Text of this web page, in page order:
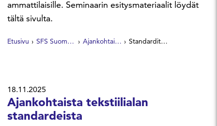
ammattilaisille. Seminaarin esitysmateriaalit löydät
tältä sivulta.
Etusivu SFS Suomen Standardit Ajankohtaista Standardit riskienhallinnan ja turvallisuusjohtamisen tukena
18.11.2025
Ajankohtaista tekstiilialan
standardeista